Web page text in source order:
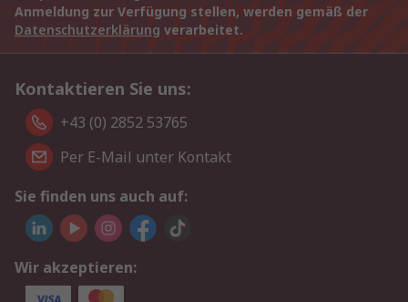
Anmeldung zur Verfügung stellen, werden gemäß der
Datenschutzerklärung verarbeitet.
Kontaktieren Sie uns:
+43 (0) 2852 53765
Per E-Mail unter Kontakt
Sie finden uns auch auf:
Wir akzeptieren: